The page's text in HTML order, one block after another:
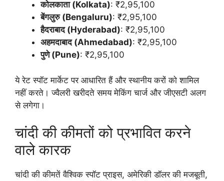
कोलकाता (Kolkata): ₹2,95,100
बेंगलुरु (Bengaluru): ₹2,95,100
हैदराबाद (Hyderabad): ₹2,95,100
अहमदाबाद (Ahmedabad): ₹2,95,100
पुणे (Pune): ₹2,95,100
ये रेट स्पॉट मार्केट पर आधारित हैं और स्थानीय करों को शामिल
नहीं करते। ज्वैलरी खरीदते समय मेकिंग चार्ज और जीएसटी अलग
से लगेगा।
चांदी की कीमतों को प्रभावित करने
वाले कारक
चांदी की कीमतें वैश्विक स्पॉट प्राइस, अमेरिकी डॉलर की मजबूती,